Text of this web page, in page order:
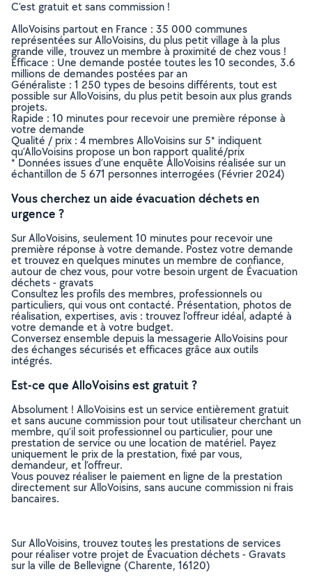
C’est gratuit et sans commission !
AlloVoisins partout en France : 35 000 communes
représentées sur AlloVoisins, du plus petit village à la plus
grande ville, trouvez un membre à proximité de chez vous !
Efficace : Une demande postée toutes les 10 secondes, 3.6
millions de demandes postées par an
Généraliste : 1 250 types de besoins différents, tout est
possible sur AlloVoisins, du plus petit besoin aux plus grands
projets.
Rapide : 10 minutes pour recevoir une première réponse à
votre demande
Qualité / prix : 4 membres AlloVoisins sur 5* indiquent
qu’AlloVoisins propose un bon rapport qualité/prix
* Données issues d’une enquête AlloVoisins réalisée sur un
échantillon de 5 671 personnes interrogées (Février 2024)
Vous cherchez un aide évacuation déchets en
urgence ?
Sur AlloVoisins, seulement 10 minutes pour recevoir une
première réponse à votre demande. Postez votre demande
et trouvez en quelques minutes un membre de confiance,
autour de chez vous, pour votre besoin urgent de Évacuation
déchets - gravats
Consultez les profils des membres, professionnels ou
particuliers, qui vous ont contacté. Présentation, photos de
réalisation, expertises, avis : trouvez l'offreur idéal, adapté à
votre demande et à votre budget.
Conversez ensemble depuis la messagerie AlloVoisins pour
des échanges sécurisés et efficaces grâce aux outils
intégrés.
Est-ce que AlloVoisins est gratuit ?
Absolument ! AlloVoisins est un service entièrement gratuit
et sans aucune commission pour tout utilisateur cherchant un
membre, qu’il soit professionnel ou particulier, pour une
prestation de service ou une location de matériel. Payez
uniquement le prix de la prestation, fixé par vous,
demandeur, et l’offreur.
Vous pouvez réaliser le paiement en ligne de la prestation
directement sur AlloVoisins, sans aucune commission ni frais
bancaires.
Sur AlloVoisins, trouvez toutes les prestations de services
pour réaliser votre projet de Évacuation déchets - Gravats
sur la ville de Bellevigne (Charente, 16120)